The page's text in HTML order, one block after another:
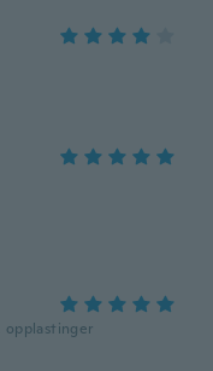
opplastinger